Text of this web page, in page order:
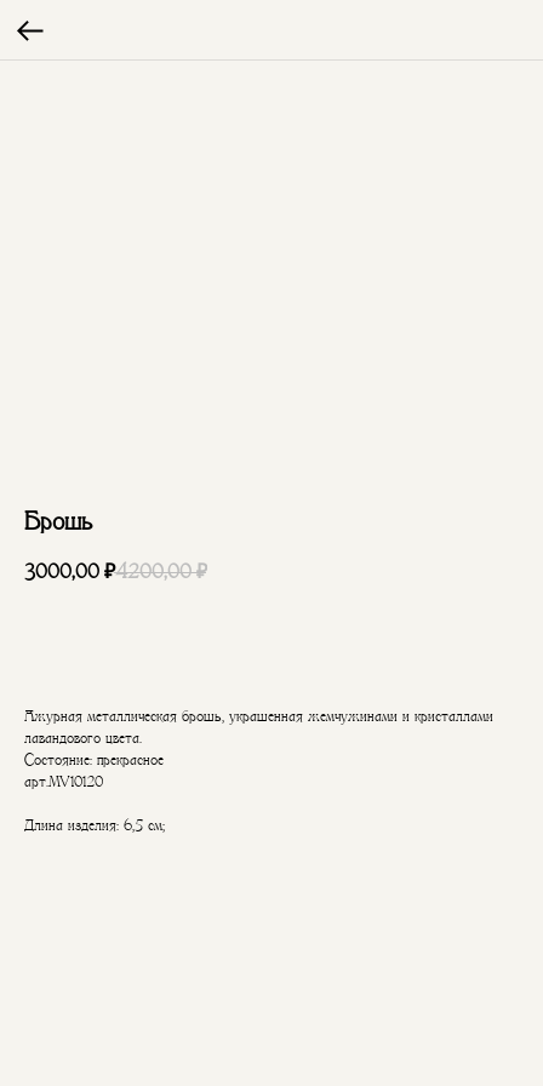
Брошь
3000,00 ₽4200,00 ₽
Ажурная металлическая брошь, украшенная жемчужинами и кристаллами
лавандового цвета.
Состояние: прекрасное
арт.MV10120
Длина изделия: 6,5 см;